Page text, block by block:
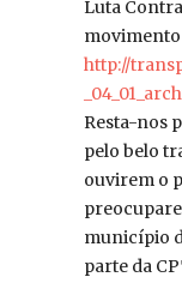
Luta
movimento
http://
Resta-nos
pelo belo
ouvirem o
município
parte da